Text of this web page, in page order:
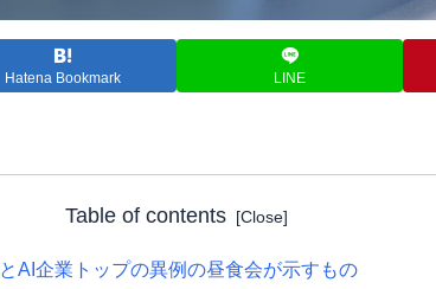
Hatena Bookmark LINE
Table of contents
AI企業トップの異例の昼食会が示すもの